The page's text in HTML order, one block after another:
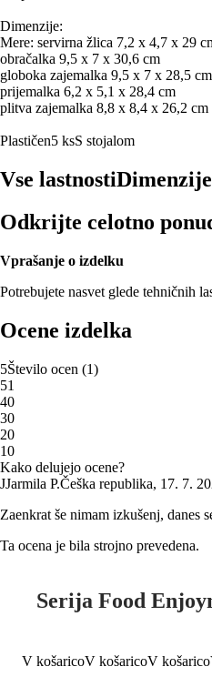
Dimenzije:
Mere: servirna žlica 7,2 x 4,7 x 29
obračalka 9,5 x 7 x 30,6 cm
globoka zajemalka 9,5 x 7 x 28,5 cm
prijemalka 6,2 x 5,1 x 28,4 cm
plitva zajemalka 8,8 x 8,4 x 26,2 cm
Plastičen5 ksS stojalom
Vse lastnosti
Odkrijte celotno
Vprašanje o izdelku
Potrebujete nasvet glede tehničnih
Ocene izdelka
5Število ocen (1)
51
40
30
20
10
Kako delujejo ocene?
JJarmila P.Češka republika, 17. 7.
Zaenkrat še nimam izkušenj, danes
Ta ocena je bila strojno prevedena.
Serija Food
V košaricoV košaricoV košarico